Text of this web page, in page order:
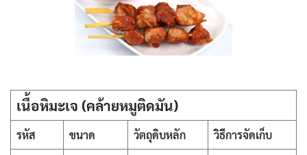
เนื้อหิมะเจ (คล้ายหมูติดมัน)
รหัส ขนาด วัตถุดิบหลัก
วิธีการจัดเก็บ